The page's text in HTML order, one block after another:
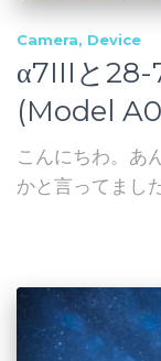
Camera Device
α7IIIと
(Model
こんにちわ。あ
かと言ってまし